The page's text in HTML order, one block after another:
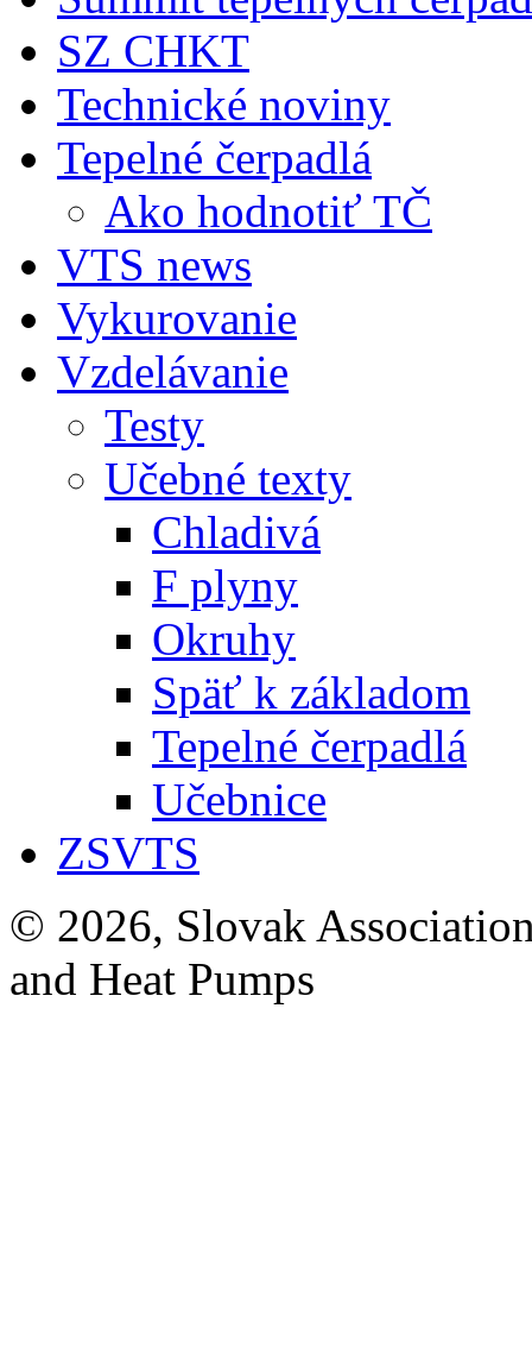
SZ CHKT
Technické noviny
Tepelné čerpadlá
Ako hodnotiť TČ
VTS news
Vykurovanie
Vzdelávanie
Testy
Učebné texty
Chladivá
F plyny
Okruhy
Späť k základom
Tepelné čerpadlá
Učebnice
ZSVTS
© 2026, Slovak
and Heat Pumps